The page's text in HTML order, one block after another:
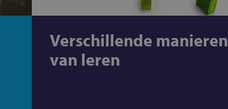
Verschillende manieren
van leren